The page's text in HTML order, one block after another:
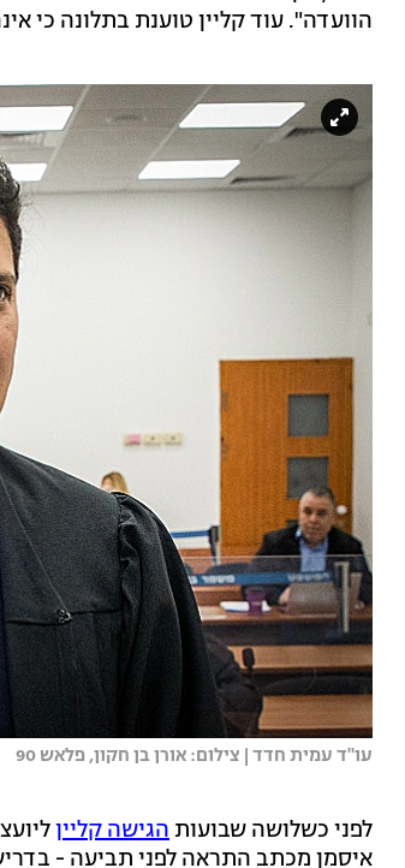
הוועדה". עוד קליין טוענת בתלונה
עו"ד עמית חדד | צילום: אורן בן חקון, פלאש 90
לפני כשלושה שבועות הגישה קליין
איסמן מכתב התראה לפני תביעה -